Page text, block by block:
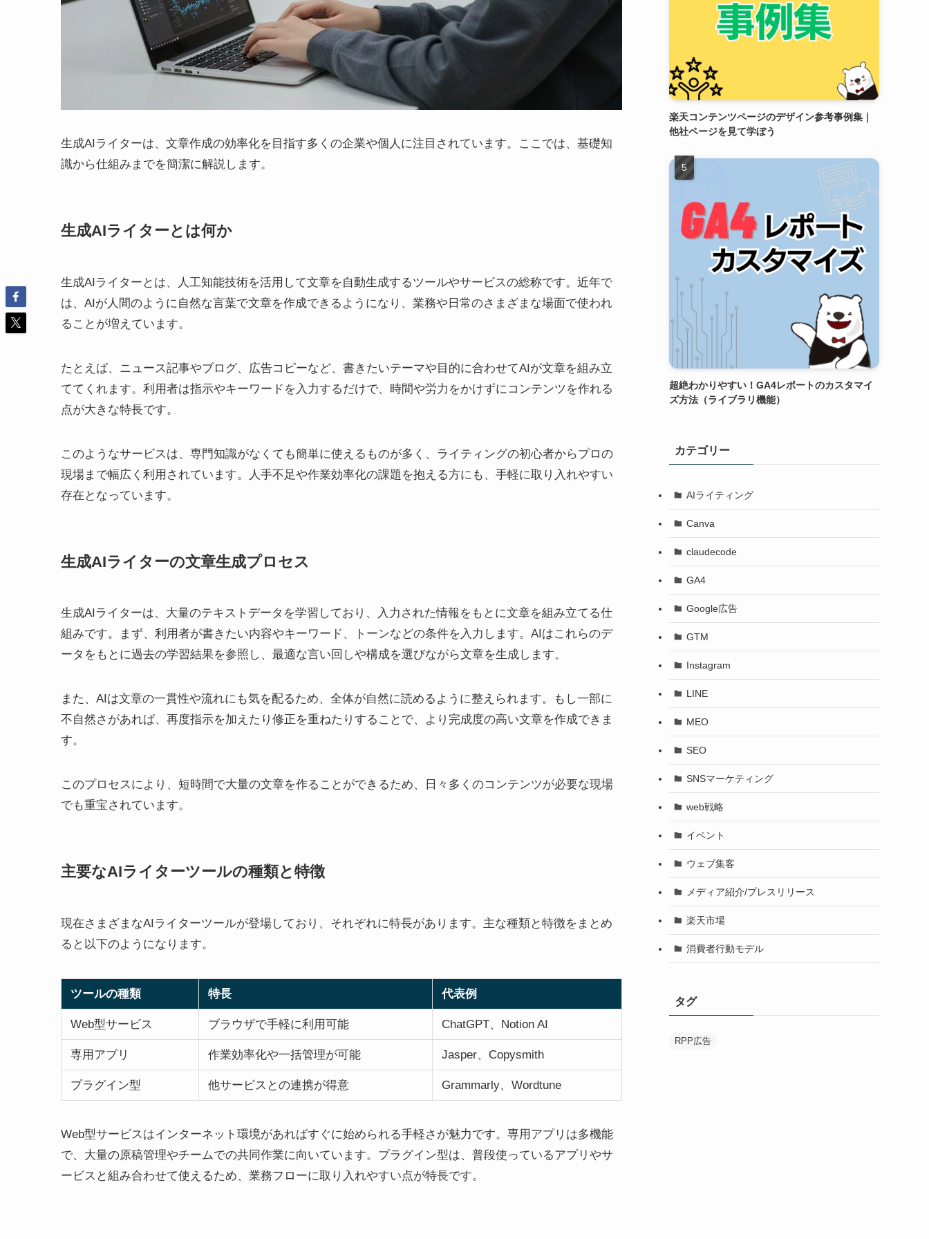
生成AIライターは、文章作成の効率化を目指す多くの企業や個人に注目されています。ここでは、基礎知
識から仕組みまでを簡潔に解説します。
生成AIライターとは何か
生成AIライターとは、人工知能技術を活用して文章を自動生成するツールやサービスの総称です。近年で
は、AIが人間のように自然な言葉で文章を作成できるようになり、業務や日常のさまざまな場面で使われ
ることが増えています。
たとえば、ニュース記事やブログ、広告コピーなど、書きたいテーマや目的に合わせてAIが文章を組み立
ててくれます。利用者は指示やキーワードを入力するだけで、時間や労力をかけずにコンテンツを作れる
点が大きな特長です。
このようなサービスは、専門知識がなくても簡単に使えるものが多く、ライティングの初心者からプロの
現場まで幅広く利用されています。人手不足や作業効率化の課題を抱える方にも、手軽に取り入れやすい
存在となっています。
生成AIライターの文章生成プロセス
生成AIライターは、大量のテキストデータを学習しており、入力された情報をもとに文章を組み立てる仕
組みです。まず、利用者が書きたい内容やキーワード、トーンなどの条件を入力します。AIはこれらのデ
ータをもとに過去の学習結果を参照し、最適な言い回しや構成を選びながら文章を生成します。
また、AIは文章の一貫性や流れにも気を配るため、全体が自然に読めるように整えられます。もし一部に
不自然さがあれば、再度指示を加えたり修正を重ねたりすることで、より完成度の高い文章を作成できま
す。
このプロセスにより、短時間で大量の文章を作ることができるため、日々多くのコンテンツが必要な現場
でも重宝されています。
主要なAIライターツールの種類と特徴
現在さまざまなAIライターツールが登場しており、それぞれに特長があります。主な種類と特徴をまとめ
ると以下のようになります。
ツールの種類 特長 代表例
Web型サービス ブラウザで手軽に利用可能 ChatGPT、Notion AI
専用アプリ 作業効率化や一括管理が可能 Jasper、Copysmith
プラグイン型 他サービスとの連携が得意 Grammarly、Wordtune
Web型サービスはインターネット環境があればすぐに始められる手軽さが魅力です。専用アプリは多機能
で、大量の原稿管理やチームでの共同作業に向いています。プラグイン型は、普段使っているアプリやサ
ービスと組み合わせて使えるため、業務フローに取り入れやすい点が特長です。
楽天コンテンツページのデザイン参考事例集｜
他社ページを見て学ぼう
超絶わかりやすい！GA4レポートのカスタマイ
ズ方法（ライブラリ機能）
カテゴリー
AIライティング
Canva
claudecode
GA4
Google広告
GTM
Instagram
LINE
MEO
SEO
SNSマーケティング
web戦略
イベント
ウェブ集客
メディア紹介/プレスリリース
楽天市場
消費者行動モデル
タグ
RPP広告